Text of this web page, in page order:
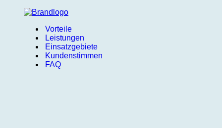
Vorteile
Leistungen
Einsatzgebiete
Kundenstimmen
FAQ